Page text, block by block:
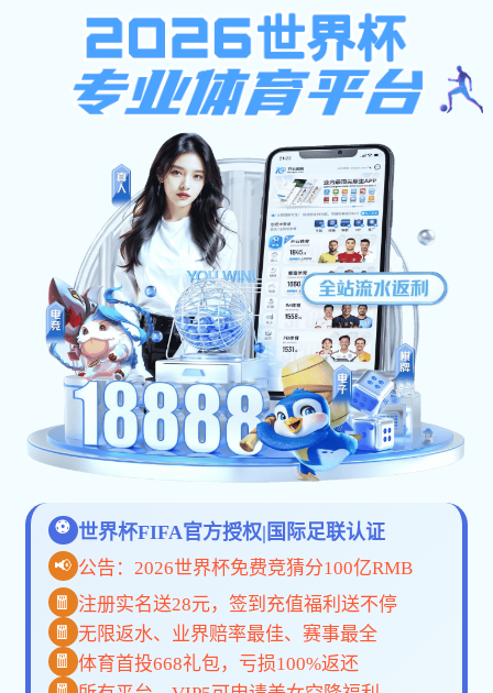
乐橙下载,pg电子象财神,24500走地足球直播
乐橙下载,pg电子象财神,24500走地足球直播
首页|English Version|无障碍浏览